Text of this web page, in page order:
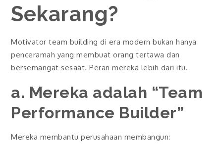
Sekarang?
Motivator team building di era modern bukan hanya
penceramah yang membuat orang tertawa dan
bersemangat sesaat. Peran mereka lebih dari itu.
a. Mereka adalah “Team
Performance Builder”
Mereka membantu perusahaan membangun: